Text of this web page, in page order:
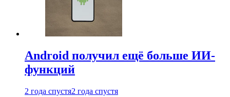
Android получил ещё больше ИИ-
функций
2 года спустя2 года спустя